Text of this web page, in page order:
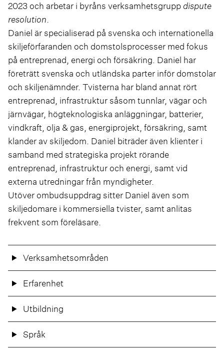
2023 och arbetar i byråns verksamhetsgrupp dispute
resolution.
Daniel är specialiserad på svenska och internationella
skiljeförfaranden och domstolsprocesser med fokus
på entreprenad, energi och försäkring. Daniel har
företrätt svenska och utländska parter inför domstolar
och skiljenämnder. Tvisterna har bland annat rört
entreprenad, infrastruktur såsom tunnlar, vägar och
järnvägar, högteknologiska anläggningar, batterier,
vindkraft, olja & gas, energiprojekt, försäkring, samt
klander av skiljedom. Daniel biträder även klienter i
samband med strategiska projekt rörande
entreprenad, infrastruktur och energi, samt vid
externa utredningar från myndigheter.
Utöver ombudsuppdrag sitter Daniel även som
skiljedomare i kommersiella tvister, samt anlitas
frekvent som föreläsare.
Verksamhetsområden
Erfarenhet
Utbildning
Språk